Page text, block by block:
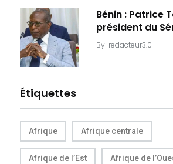
Bénin : Patrice
président du
By redacteur3.0
Étiquettes
Afrique Afrique centrale
Afrique de l’Est Afrique de